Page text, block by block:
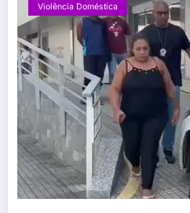
Violência Doméstica